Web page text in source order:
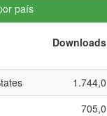
país
Downloads
1.744,0
705,0